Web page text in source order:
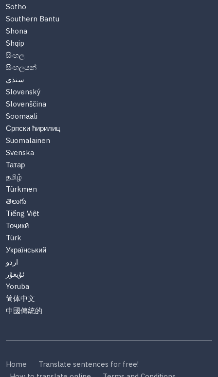
Sotho
Southern Bantu
Shona
Shqip
සිංහල
සිංහලයන්
سنڌي
Slovenský
Slovenščina
Soomaali
Српски ћирилиц
Suomalainen
Svenska
Татар
தமிழ்
Türkmen
తెలుగు
Tiếng Việt
Тоҷикӣ
Türk
Український
اردو
ئۇيغۇر
Yoruba
简体中文
中國傳統的
Home
Translate sentences for free!